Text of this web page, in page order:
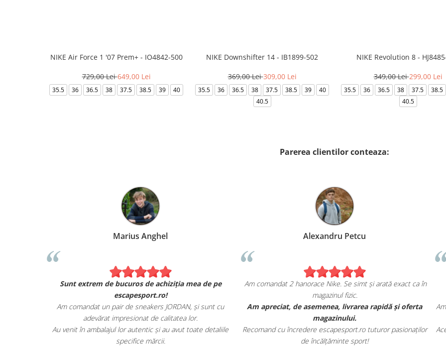
NIKE Air Force 1 '07 Prem+ - IO4842-500
729,00 Lei649,00 Lei
35.5 36 36.5 38 37.5 38.5 39 40
NIKE Downshifter 14 - IB1899-502
369,00 Lei309,00 Lei
35.5 36 36.5 38 37.5 38.5 39
40
40.5
NIKE Revolution 8 -
349,00 Lei299,00 Lei
35.5 36 36.5 38 37.5 38.5
40.5
Parerea clientilor conteaza:
Marius Anghel
Sunt extrem de bucuros de achiziția mea de pe
escapesport.ro!
Am comandat un pair de sneakers JORDAN, și sunt cu
adevărat impresionat de calitatea lor.
Au venit în ambalajul lor autentic și au avut toate detaliile
specifice mărcii.
Alexandru Petcu
Am comandat 2 hanorace Nike. Se simt și arată exact ca în
magazinul fizic.
Am apreciat, de asemenea, livrarea rapidă și oferta
magazinului.
Recomand cu încredere escapesport.ro tuturor pasionaților
de încălțăminte sport!